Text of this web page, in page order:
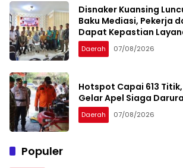
Disnaker Kuansing
Baku Mediasi, Pekerja
Dapat Kepastian
Daerah 07/08/2026
Hotspot Capai 613
Gelar Apel Siaga
Daerah 07/08/2026
Populer